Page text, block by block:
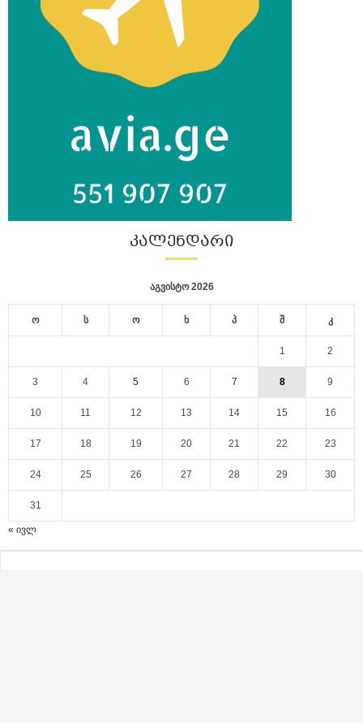
ᲙᲐᲚᲔᲜᲓᲐᲠᲘ
აგვისტო 2026
ო ს ო ხ პ შ კ
1 2
3 4 5 6 7 8 9
10 11 12 13 14 15 16
17 18 19 20 21 22 23
24 25 26 27 28 29 30
31
« ივლ